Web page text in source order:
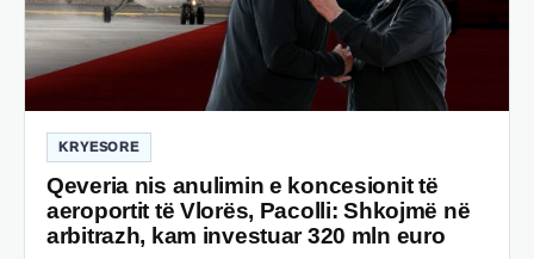
KRYESORE
Qeveria nis anulimin e koncesionit të
aeroportit të Vlorës, Pacolli: Shkojmë në
arbitrazh, kam investuar 320 mln euro